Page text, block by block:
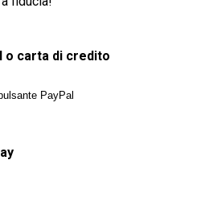
o carta di credito